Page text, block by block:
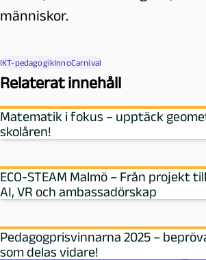
människor.
IKT-pedagogikInnoCarnival
Relaterat innehåll
Matematik i fokus – upptäck
skolåren!
ECO-STEAM Malmö – Från projekt
AI, VR och ambassadörskap
Pedagogprisvinnarna 2025 –
som delas vidare!